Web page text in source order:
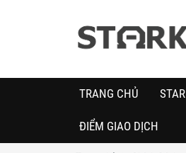
TRANG CHỦ
ĐIỂM GIAO DỊCH